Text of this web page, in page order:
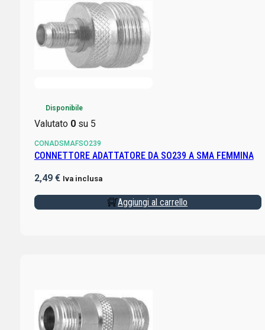
Disponibile
Valutato 0su 5
CONADSMAFSO239
CONNETTORE ADATTATORE DA SO239 A SMA FEMMINA
2,49 € Iva inclusa
Aggiungi al carrello